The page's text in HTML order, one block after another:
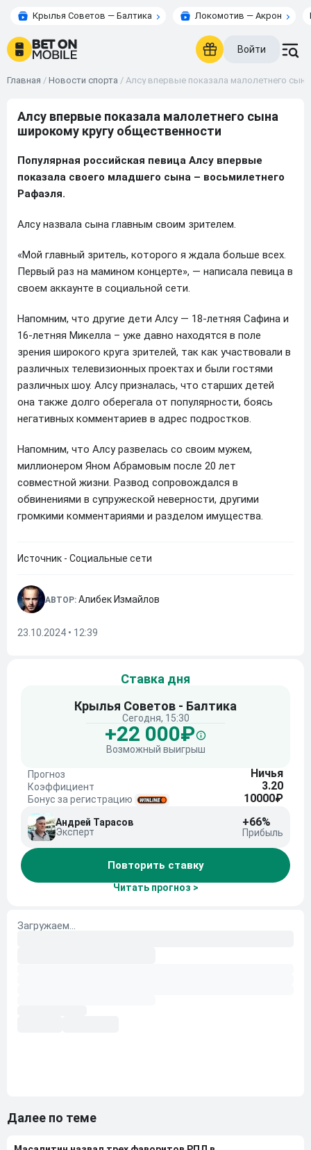
Крылья Советов — Балтика Локомотив — Акрон
Войти
Главная / Новости спорта / Алсу впервые показала малолетнего
Алсу впервые показала малолетнего сына
широкому кругу общественности
Популярная российская певица Алсу впервые
показала своего младшего сына – восьмилетнего
Рафаэля.
Алсу назвала сына главным своим зрителем.
«Мой главный зритель, которого я ждала больше всех.
Первый раз на мамином концерте», — написала певица в
своем аккаунте в социальной сети.
Напомним, что другие дети Алсу — 18-летняя Сафина и
16-летняя Микелла – уже давно находятся в поле
зрения широкого круга зрителей, так как участвовали в
различных телевизионных проектах и были гостями
различных шоу. Алсу призналась, что старших детей
она также долго оберегала от популярности, боясь
негативных комментариев в адрес подростков.
Напомним, что Алсу развелась со своим мужем,
миллионером Яном Абрамовым после 20 лет
совместной жизни. Развод сопровождался в
обвинениями в супружеской неверности, другими
громкими комментариями и разделом имущества.
Источник - Социальные сети
АВТОР: Алибек Измайлов
23.10.2024 • 12:39
Ставка дня
Крылья Советов - Балтика
Сегодня, 15:30
+22 000₽
Возможный выигрыш
Прогноз Ничья
Коэффициент 3.20
Бонус за регистрацию 10000₽
Андрей Тарасов
Эксперт
+66%
Прибыль
Повторить ставку
Читать прогноз >
Далее по теме